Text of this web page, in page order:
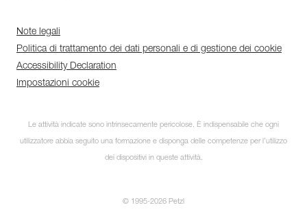
Note legali
Politica di trattamento dei dati personali e di gestione dei cookie
Accessibility Declaration
Impostazioni cookie
Le attività indicate sono intrinsecamente pericolose. È indispensabile che ogni
utilizzatore abbia seguito una formazione e disponga delle competenze per l’utilizzo
dei dispositivi in queste attività.
© 1995-2026 Petzl